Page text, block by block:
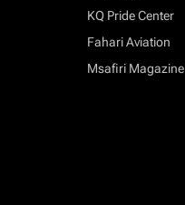
KQ Pride Center
Fahari Aviation
Msafiri Magazine